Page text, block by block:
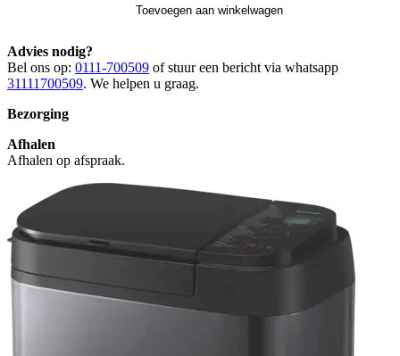
Toevoegen aan winkelwagen
Advies nodig?
Bel ons op: 0111-700509 of stuur een bericht via whatsapp
31111700509. We helpen u graag.
Bezorging
Afhalen
Afhalen op afspraak.